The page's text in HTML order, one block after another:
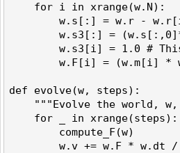
    for i in xrange(w.N):
w.s[:] = w.r -
w.s3[:] =
w.s3[i] = 1.0 #
w.F[i] = (w.m[i] *
def evolve(w, steps):
"""Evolve the world,
    for _ in xrange(steps):
        compute_F(w)
w.v += w.F * w.dt